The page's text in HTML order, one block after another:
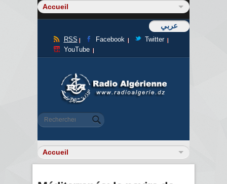
عربي
RSS Facebook
Twitter
YouTube
Formulaire de recherche
Rechercher